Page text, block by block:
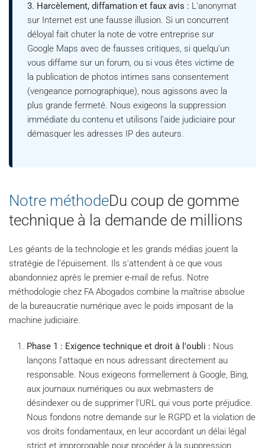
3. Harcèlement, diffamation et faux avis : L'anonymat
sur Internet est une fausse illusion. Si un concurrent
déloyal fait chuter la note de votre entreprise sur
Google Maps avec de fausses critiques, si quelqu'un
vous diffame sur un forum, ou si vous êtes victime de
la publication de photos intimes sans consentement
(vengeance pornographique), nous agissons avec la
plus grande fermeté. Nous exigeons la suppression
immédiate du contenu et utilisons l'aide judiciaire pour
démasquer les adresses IP des auteurs.
Notre méthodeDu coup de gomme
technique à la demande de millions
Les géants de la technologie et les grands médias jouent la
stratégie de l'épuisement. Ils s'attendent à ce que vous
abandonniez après le premier e-mail de refus. Notre
méthodologie chez FA Abogados combine la maîtrise absolue
de la bureaucratie numérique avec le poids imposant de la
machine judiciaire.
Phase 1 : Exigence technique et droit à l'oubli : Nous
lançons l'attaque en nous adressant directement au
responsable. Nous exigeons formellement à Google, Bing,
aux journaux numériques ou aux webmasters de
désindexer ou de supprimer l'URL qui vous porte préjudice.
Nous fondons notre demande sur le RGPD et la violation de
vos droits fondamentaux, en leur accordant un délai légal